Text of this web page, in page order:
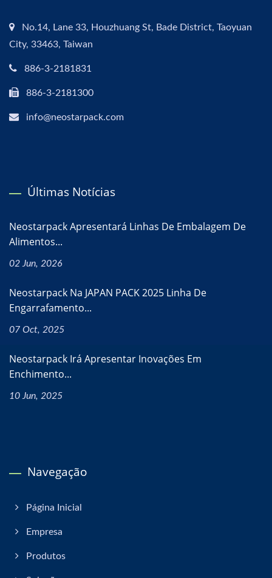
No.14, Lane 33, Houzhuang St, Bade District, Taoyuan
City, 33463, Taiwan
886-3-2181831
886-3-2181300
info@neostarpack.com
Últimas Notícias
Neostarpack Apresentará Linhas De Embalagem De
Alimentos...
02 Jun, 2026
Neostarpack Na JAPAN PACK 2025 Linha De
Engarrafamento...
07 Oct, 2025
Neostarpack Irá Apresentar Inovações Em
Enchimento...
10 Jun, 2025
Navegação
Página Inicial
Empresa
Produtos